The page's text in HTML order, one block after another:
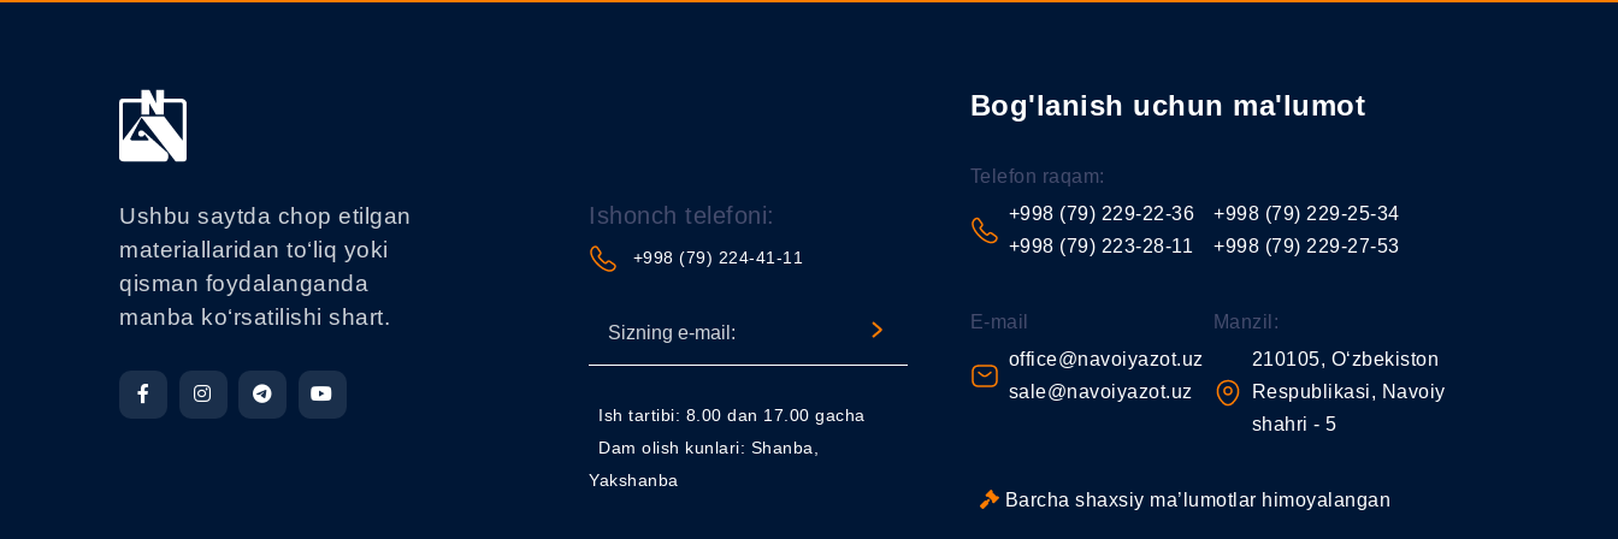
Ushbu saytda chop etilgan
materiallaridan to‘liq yoki
qisman foydalanganda
manba ko‘rsatilishi shart.
Ishonch telefoni:
+998 (79) 224-41-11
Ish tartibi: 8.00 dan 17.00 gacha
Dam olish kunlari: Shanba,
Yakshanba
Bog'lanish uchun ma'lumot
Telefon raqam:
+998 (79) 229-22-36
+998 (79) 223-28-11
+998 (79) 229-25-34
+998 (79) 229-27-53
E-mail
office@navoiyazot.uz
sale@navoiyazot.uz
Manzil:
210105, O‘zbekiston
Respublikasi, Navoiy
shahri - 5
Barcha shaxsiy ma’lumotlar himoyalangan